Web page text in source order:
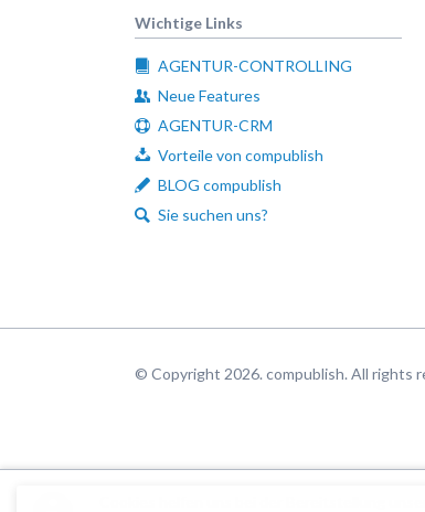
Cookies helfen uns bei der Bereitstellung
Wichtige Links
AGENTUR-CONTROLLING
Neue Features
AGENTUR-CRM
Vorteile von compublish
BLOG compublish
Sie suchen uns?
© Copyright 2026. compublish. All rights